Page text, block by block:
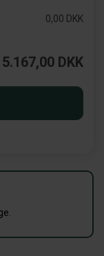
0,00 DKK
5.167,00 DKK